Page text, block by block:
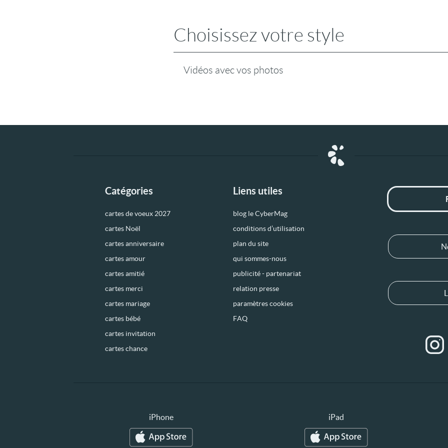
Choisissez votre style
Vidéos avec vos photos
Catégories
cartes de voeux 2027
cartes Noël
cartes anniversaire
cartes amour
cartes amitié
cartes merci
cartes mariage
cartes bébé
cartes invitation
cartes chance
Liens utiles
blog le CyberMag
conditions d’utilisation
plan du site
qui sommes-nous
publicité - partenariat
relation presse
paramètres cookies
FAQ
iPhone iPad